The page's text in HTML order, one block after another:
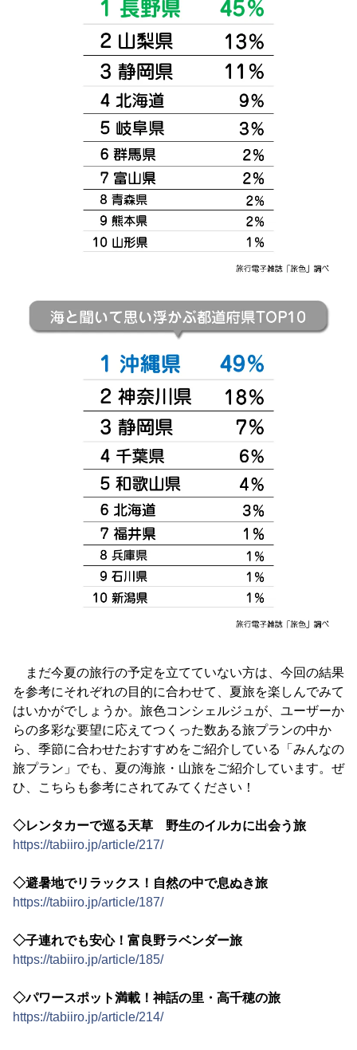
まだ今夏の旅行の予定を立てていない方は、今回の結果
を参考にそれぞれの目的に合わせて、夏旅を楽しんでみて
はいかがでしょうか。旅色コンシェルジュが、ユーザーか
らの多彩な要望に応えてつくった数ある旅プランの中か
ら、季節に合わせたおすすめをご紹介している「みんなの
旅プラン」でも、夏の海旅・山旅をご紹介しています。ぜ
ひ、こちらも参考にされてみてください！
◇レンタカーで巡る天草 野生のイルカに出会う旅
https://tabiiro.jp/article/217/
◇避暑地でリラックス！自然の中で息ぬき旅
https://tabiiro.jp/article/187/
◇子連れでも安心！富良野ラベンダー旅
https://tabiiro.jp/article/185/
◇パワースポット満載！神話の里・高千穂の旅
https://tabiiro.jp/article/214/